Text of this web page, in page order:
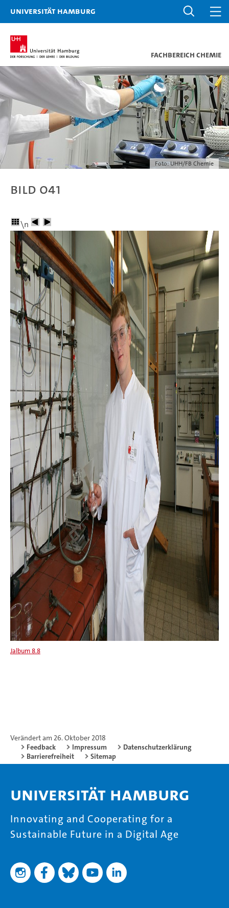
Universität Hamburg
Fachbereich Chemie
Foto: UHH/FB Chemie
Bild 041
\n
Jalbum 8.8
Verändert am 26. Oktober 2018
Feedback
Impressum
Datenschutzerklärung
Barrierefreiheit
Sitemap
Universität Hamburg
Innovating and Cooperating for a
Sustainable Future in a Digital Age